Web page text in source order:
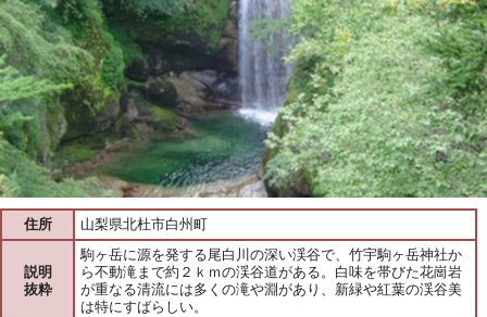
住所 山梨県北杜市白州町
説明
抜粋
駒ヶ岳に源を発する尾白川の深い渓谷で、竹宇駒ヶ岳神社か
ら不動滝まで約２ｋｍの渓谷道がある。白味を帯びた花崗岩
が重なる清流には多くの滝や淵があり、新緑や紅葉の渓谷美
は特にすばらしい。